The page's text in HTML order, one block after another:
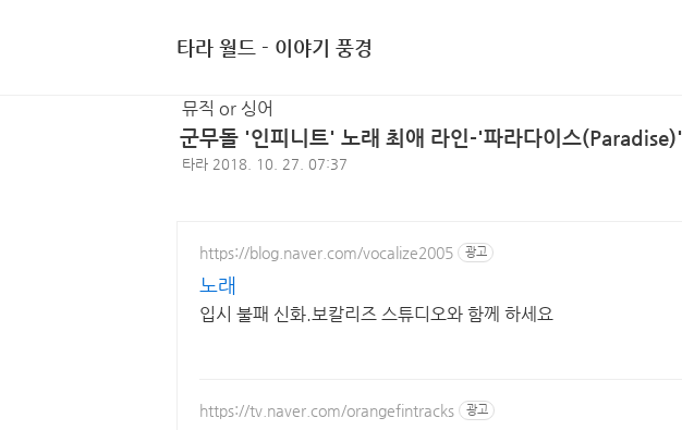
타라 월드 - 이야기 풍경
뮤직 or 싱어
군무돌 '인피니트' 노래 최애 라인-'파라다이스(Paradise)'
타라 2018. 10. 27. 07:37
https://blog.naver.com/vocalize2005 광고
노래
입시 불패 신화.보칼리즈 스튜디오와 함께 하세요
https://tv.naver.com/orangefintracks 광고